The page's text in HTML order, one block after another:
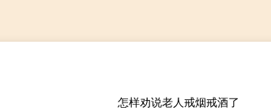
怎样劝说老人戒烟戒酒了